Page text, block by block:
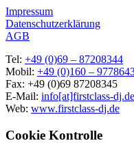
Impressum
Datenschutzerklärung
AGB
Tel: +49 (0)69 – 87208344
Mobil: +49 (0)160 –
Fax: +49 (0)69 87208345
E-Mail: info[at]firstclass-dj.de
Web: www.firstclass-dj.de
Cookie Kontrolle